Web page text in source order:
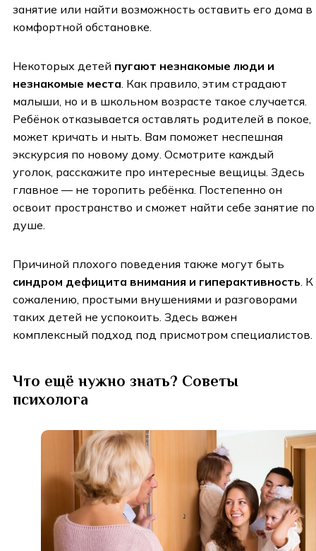
занятие или найти возможность оставить его дома в
комфортной обстановке.
Некоторых детей пугают незнакомые люди и
незнакомые места . Как правило, этим страдают
малыши, но и в школьном возрасте такое случается.
Ребёнок отказывается оставлять родителей в покое,
может кричать и ныть. Вам поможет неспешная
экскурсия по новому дому. Осмотрите каждый
уголок, расскажите про интересные вещицы. Здесь
главное — не торопить ребёнка. Постепенно он
освоит пространство и сможет найти себе занятие по
душе.
Причиной плохого поведения также могут быть
синдром дефицита внимания и гиперактивность . К
сожалению, простыми внушениями и разговорами
таких детей не успокоить. Здесь важен
комплексный подход под присмотром специалистов.
Что ещё нужно знать? Советы
психолога